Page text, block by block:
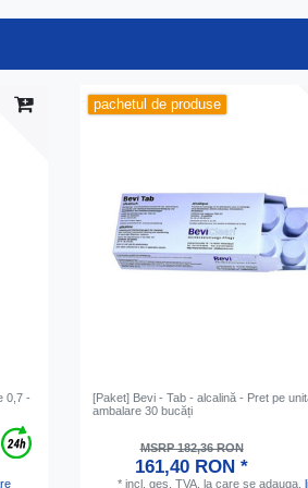
0,7 -
pachetul de produse
[Paket] Bevi - Tab - alcalină - Pret pe
ambalare 30 bucăți
MSRP 182,36 RON
161,40 RON *
* incl. ges. TVA. la care se adauga.